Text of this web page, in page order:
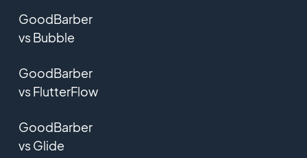
GoodBarber
vs Bubble
GoodBarber
vs FlutterFlow
GoodBarber
vs Glide